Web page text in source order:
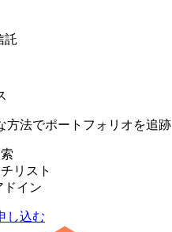
託
方法でポートフォリオを追跡
リスト
ドイン
し込む